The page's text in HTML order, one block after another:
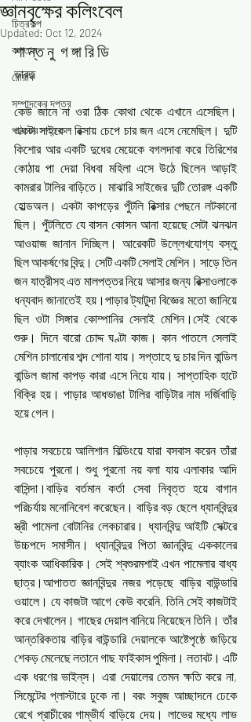
চিত্রকল্প
কলতান
রোয়াক
সম্পাদকের দপ্তর
পাঠকের দপ্তর
জ্ঞানবৃক্ষের কলিংবেল
Updated: Oct 12, 2024
শা ন্ত নু  গ ঙ্গা রি ডি
ভারত
কেউ জানে না ওরা ঠিক কোথা থেকে এখানে এসেছিল।‌
একটা সাইকেল রিক্সায় চেপে চার জন এসে নেমেছিল। দুটি
কিশোর আর একটি দুধের মেয়েকে বগলদাবা করে তিরিশের
কোঠায় পা দেয়া বিধবা মহিলা এসে উঠে ছিলেন আড়াই
কামরার টালির বাড়িতে। মাঝারি সাইজের দুটি তোরঙ্গ একটি
হোল্ডঅল। একটা কাপড়ের পুঁটলি রিক্সার পেছনে লটকানো
ছিল। পুঁটলিতে যে বাসন কোসন আনা হয়েছে সেটা ঝনঝন
আওয়াজ জানান দিচ্ছিল। আরেকটি উল্লেখযোগ্য বস্তু
ছিল আকর্ষণের বিন্দু। সেটি একটি সেলাই মেশিন। সাড়ে তিন
জন যাত্রীসহ এত মালপত্তর নিয়ে আসার জন্য রিক্সাওলাকে
ধন্যবাদ জানাতেই হয়।পাড়ার ট্যাটুদা বিজ্ঞের মতো জানিয়ে
ছিল ওটা সিঙ্গার কোম্পানির সেলাই মেশিন।সেই থেকে
শুরু। দিনে বারো চোদ্দ ঘণ্টা কাজ। কান পাতলে সেলাই
মেশিন চালানোর শব্দ শোনা যায়। সপ্তাহে দু চার দিন বান্ডিল
বান্ডিল জামা কাপড় কারা এসে নিয়ে যায়। সাপ্তাহিক হাটে
বিক্রি হয়। পাড়ার আধভাঙা টালির বাড়িটার নাম দর্জিবাড়ি
হয়ে গেল।
পাড়ার সবচেয়ে আলিশান বিল্ডিংয়ে যারা বসবাস করেন‌ তাঁরা
সবচেয়ে পুরনো। শুধু পুরনো নয় বলা যায় এলাকার আদি
বাসিন্দা।বাড়ির বর্তমান কর্তা সেবা নিবৃত্ত হয়ে বাগান
পরিচর্যায় মনোনিবেশ করেছেন। বাড়ির বড় ছেলে ধ্যানবিন্দুর
স্ত্রী পামেলা বোটানির লেকচারার। ধ্যানবিন্দু আইটি সেক্টরে
উচ্চপদে সমাসীন। ধ্যানবিন্দুর পিতা জ্ঞানবিন্দু এককালের
ব্যাংক আধিকারিক। সেই শ্বশুরমশাই এখন পামেলার বাধ্য
ছাত্র।‌আপাতত‌ জ্ঞানবিন্দুর নজর পড়েছে বাড়ির বাউন্ডারি
ওয়ালে।‌ যে কাজটা আগে কেউ করেনি, তিনি সেই কাজটাই
করে দেখালেন। গাছের দেয়াল বানিয়ে নিয়েছেন তিনি। তাঁর
আন্তরিকতায় বাড়ির বাউন্ডারি দেয়ালকে আষ্টেপৃষ্ঠে জড়িয়ে
শেকড় মেলেছে লতানে গাছ ফাইকাস পুমিলা। লতাবট। এটি
এক ধরণের ভাইন্‌স। এরা দেয়ালের তেমন ক্ষতি করে না,
সিমেন্টের প্লাস্টারে ঢুকে না। বরং সবুজ আচ্ছাদনে ঢেকে
রেখে প্রাচীরের গাম্ভীর্য বাড়িয়ে দেয়। লাভের মধ্যে লাভ